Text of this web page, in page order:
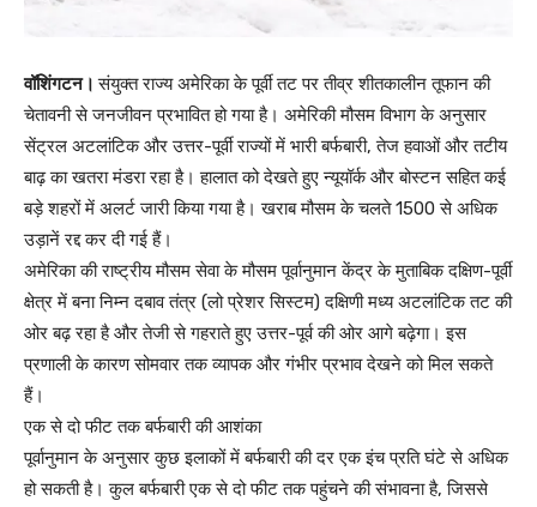
वॉशिंगटन।संयुक्त राज्य अमेरिका के पूर्वी तट पर तीव्र शीतकालीन तूफान की
चेतावनी से जनजीवन प्रभावित हो गया है। अमेरिकी मौसम विभाग के अनुसार
सेंट्रल अटलांटिक और उत्तर-पूर्वी राज्यों में भारी बर्फबारी, तेज हवाओं और तटीय
बाढ़ का खतरा मंडरा रहा है। हालात को देखते हुए न्यूयॉर्क और बोस्टन सहित कई
बड़े शहरों में अलर्ट जारी किया गया है। खराब मौसम के चलते 1500 से अधिक
उड़ानें रद्द कर दी गई हैं।
अमेरिका की राष्ट्रीय मौसम सेवा के मौसम पूर्वानुमान केंद्र के मुताबिक दक्षिण-पूर्वी
क्षेत्र में बना निम्न दबाव तंत्र (लो प्रेशर सिस्टम) दक्षिणी मध्य अटलांटिक तट की
ओर बढ़ रहा है और तेजी से गहराते हुए उत्तर-पूर्व की ओर आगे बढ़ेगा। इस
प्रणाली के कारण सोमवार तक व्यापक और गंभीर प्रभाव देखने को मिल सकते
हैं।
एक से दो फीट तक बर्फबारी की आशंका
पूर्वानुमान के अनुसार कुछ इलाकों में बर्फबारी की दर एक इंच प्रति घंटे से अधिक
हो सकती है। कुल बर्फबारी एक से दो फीट तक पहुंचने की संभावना है, जिससे